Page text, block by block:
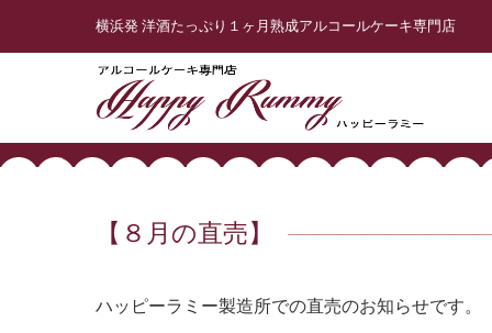
横浜発 洋酒たっぷり１ヶ月熟成アルコールケーキ専門店
【８月の直売】
ハッピーラミー製造所での直売のお知らせです。